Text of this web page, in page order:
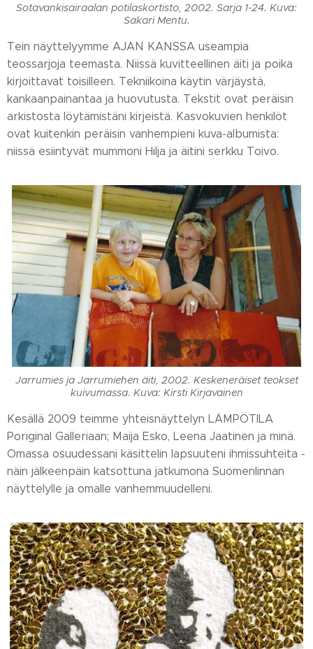
Sotavankisairaalan potilaskortisto, 2002. Sarja 1-24. Kuva:
Sakari Mentu.
Tein näyttelyymme AJAN KANSSA useampia
teossarjoja teemasta. Niissä kuvitteellinen äiti ja poika
kirjoittavat toisilleen. Tekniikoina käytin värjäystä,
kankaanpainantaa ja huovutusta. Tekstit ovat peräisin
arkistosta löytämistäni kirjeistä. Kasvokuvien henkilöt
ovat kuitenkin peräisin vanhempieni kuva-albumista:
niissä esiintyvät mummoni Hilja ja äitini serkku Toivo.
Jarrumies ja Jarrumiehen äiti, 2002. Keskeneräiset teokset
kuivumassa. Kuva: Kirsti Kirjavainen
Kesällä 2009 teimme yhteisnäyttelyn LÄMPÖTILA
Poriginal Galleriaan; Maija Esko, Leena Jaatinen ja minä.
Omassa osuudessani käsittelin lapsuuteni ihmissuhteita -
näin jälkeenpäin katsottuna jatkumona Suomenlinnan
näyttelylle ja omalle vanhemmuudelleni.